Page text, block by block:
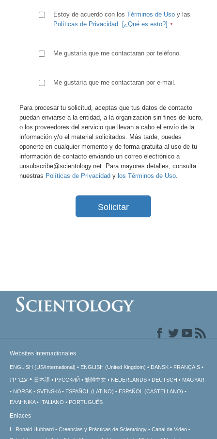
Estoy de acuerdo con los Términos de Uso y las
Políticas de Privacidad. [¿Qué es esto?]
Me gustaría que me contactaran por teléfono.
Me gustaría que me contactaran por e-mail.
Para procesar tu solicitud, aceptas que tus datos de contacto
puedan enviarse a la entidad, a la organización sin fines de lucro,
o los proveedores del servicio que llevan a cabo el envío de la
información y/o el material solicitados. Más tarde, puedes
oponerte en cualquier momento y de forma gratuita al uso de tu
información de contacto enviando un correo electrónico a
unsubscribe@scientology.net. Para mayores detalles, consulta
nuestras Políticas de Privacidad y los Términos de Uso.
Solicitar
Websites Internacionales
ENGLISH (US/International) ENGLISH (United Kingdom) DANSK FRANÇAIS
עברית 日本語 РУССКИЙ 繁體中文 NEDERLANDS DEUTSCH
MAGYAR
NORSK
SVENSKA ESPAÑOL (LATINO)
ESPAÑOL (CASTELLANO)
ΕΛΛΗΝΙΚA
ITALIANO PORTUGUÊS
Enlaces
L. Ronald Hubbard Creencias y Prácticas de Scientology
Canal de Video